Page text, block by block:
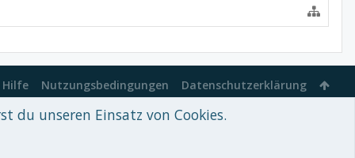
Hilfe Nutzungsbedingungen Datenschutzerklärung
du unseren Einsatz von Cookies.